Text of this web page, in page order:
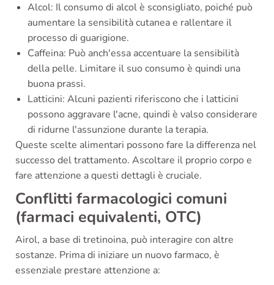
Alcol: Il consumo di alcol è sconsigliato, poiché può
aumentare la sensibilità cutanea e rallentare il
processo di guarigione.
Caffeina: Può anch'essa accentuare la sensibilità
della pelle. Limitare il suo consumo è quindi una
buona prassi.
Latticini: Alcuni pazienti riferiscono che i latticini
possono aggravare l'acne, quindi è valso considerare
di ridurne l'assunzione durante la terapia.
Queste scelte alimentari possono fare la differenza nel
successo del trattamento. Ascoltare il proprio corpo e
fare attenzione a questi dettagli è cruciale.
Conflitti farmacologici comuni
(farmaci equivalenti, OTC)
Airol, a base di tretinoina, può interagire con altre
sostanze. Prima di iniziare un nuovo farmaco, è
essenziale prestare attenzione a: